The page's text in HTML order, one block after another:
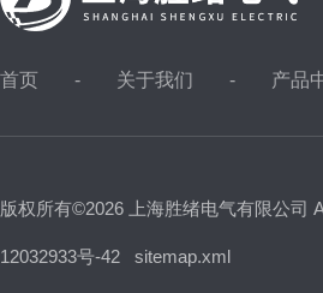
首页 关于我们 产品
版权所有©2026 上海胜绪电气有限公司
12032933号-42 sitemap.xml